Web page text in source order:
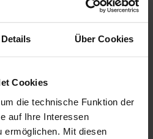
Details Über Cookies
Cookies
die technische Funktion der
auf Ihre Interessen
ermöglichen. Mit diesen